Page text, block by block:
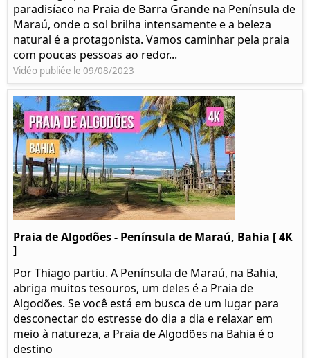
paradisíaco na Praia de Barra Grande na Península de
Maraú, onde o sol brilha intensamente e a beleza
natural é a protagonista. Vamos caminhar pela praia
com poucas pessoas ao redor...
Vidéo publiée le 09/08/2023
Praia de Algodões - Península de Maraú, Bahia [ 4K
]
Por Thiago partiu. A Península de Maraú, na Bahia,
abriga muitos tesouros, um deles é a Praia de
Algodões. Se você está em busca de um lugar para
desconectar do estresse do dia a dia e relaxar em
meio à natureza, a Praia de Algodões na Bahia é o
destino